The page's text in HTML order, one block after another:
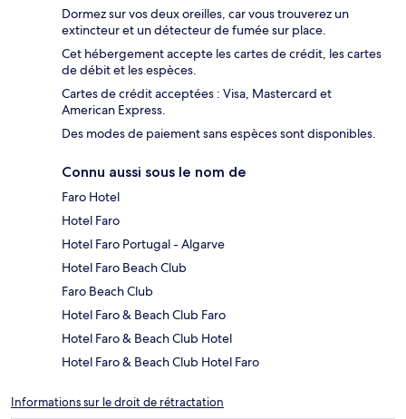
Dormez sur vos deux oreilles, car vous trouverez un
extincteur et un détecteur de fumée sur place.
Cet hébergement accepte les cartes de crédit, les cartes
de débit et les espèces.
Cartes de crédit acceptées : Visa, Mastercard et
American Express.
Des modes de paiement sans espèces sont disponibles.
Connu aussi sous le nom de
Faro Hotel
Hotel Faro
Hotel Faro Portugal - Algarve
Hotel Faro Beach Club
Faro Beach Club
Hotel Faro & Beach Club Faro
Hotel Faro & Beach Club Hotel
Hotel Faro & Beach Club Hotel Faro
Informations sur le droit de rétractation